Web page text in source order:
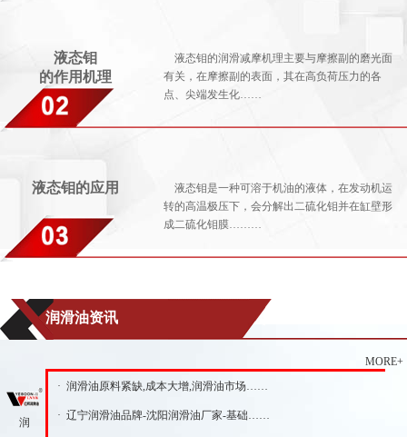
液态钼
的作用机理
液态钼的润滑减摩机理主要与摩擦副的磨光面
有关，在摩擦副的表面，其在高负荷压力的各
点、尖端发生化……
液态钼的应用
液态钼是一种可溶于机油的液体，在发动机运
转的高温极压下，会分解出二硫化钼并在缸壁形
成二硫化钼膜………
润滑油资讯
MORE+
润
· 润滑油原料紧缺,成本大增,润滑油市场……
· 辽宁润滑油品牌-沈阳润滑油厂家-基础……